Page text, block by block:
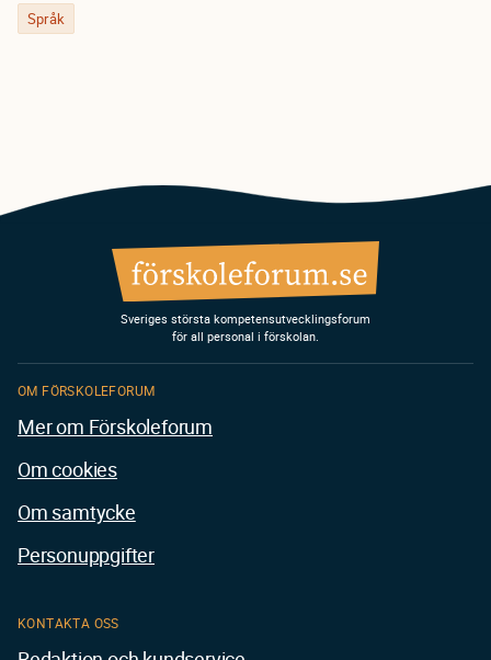
Språk
Sveriges största kompetensutvecklingsforum
för all personal i förskolan.
KONTAKTA OSS
OM FÖRSKOLEFORUM
Mer om Förskoleforum
Om cookies
Om samtycke
Personuppgifter